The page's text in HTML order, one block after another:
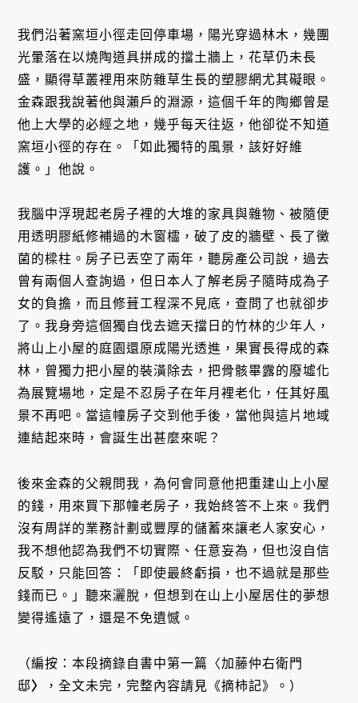
我們沿著窯垣小徑走回停車場，陽光穿過林木，幾團
光暈落在以燒陶道具拼成的擋土牆上，花草仍未長
盛，顯得草叢裡用來防雜草生長的塑膠網尤其礙眼。
金森跟我說著他與瀨戶的淵源，這個千年的陶鄉曾是
他上大學的必經之地，幾乎每天往返，他卻從不知道
窯垣小徑的存在。「如此獨特的風景，該好好維
護。」他說。
我腦中浮現起老房子裡的大堆的家具與雜物、被隨便
用透明膠紙修補過的木窗櫺，破了皮的牆壁、長了黴
菌的樑柱。房子已丟空了兩年，聽房產公司說，過去
曾有兩個人查詢過，但日本人了解老房子隨時成為子
女的負擔，而且修葺工程深不見底，查問了也就卻步
了。我身旁這個獨自伐去遮天擋日的竹林的少年人，
將山上小屋的庭園還原成陽光透進，果實長得成的森
林，曾獨力把小屋的裝潢除去，把骨骸畢露的廢墟化
為展覽場地，定是不忍房子在年月裡老化，任其好風
景不再吧。當這幢房子交到他手後，當他與這片地域
連結起來時，會誕生出甚麼來呢？
後來金森的父親問我，為何會同意他把重建山上小屋
的錢，用來買下那幢老房子，我始終答不上來。我們
沒有周詳的業務計劃或豐厚的儲蓄來讓老人家安心，
我不想他認為我們不切實際、任意妄為，但也沒自信
反駁，只能回答：「即使最終虧損，也不過就是那些
錢而已。」聽來灑脫，但想到在山上小屋居住的夢想
變得遙遠了，還是不免遺憾。
（編按：本段摘錄自書中第一篇〈加藤仲右衛門
邸〉 ，全文未完，完整內容請見《摘柿記》。）